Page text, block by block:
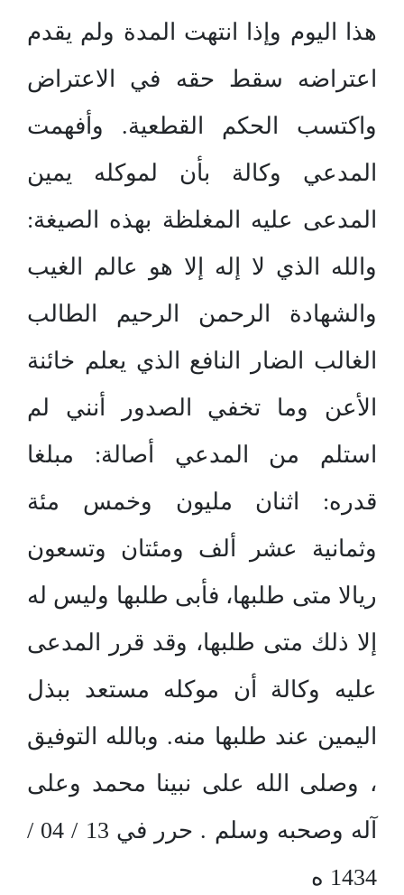
هذا اليوم وإذا انتهت المدة ولم يقدم
اعتراضه سقط حقه في الاعتراض
واكتسب الحكم القطعية. وأفهمت
المدعي وكالة بأن لموكله يمين
المدعى عليه المغلظة بهذه الصيغة:
والله الذي لا إله إلا هو عالم الغيب
والشهادة الرحمن الرحيم الطالب
الغالب الضار النافع الذي يعلم خائنة
الأعن وما تخفي الصدور أنني لم
استلم من المدعي أصالة: مبلغا
قدره: اثنان مليون وخمس مئة
وثمانية عشر ألف ومئتان وتسعون
ريالا متى طلبها، فأبى طلبها وليس له
إلا ذلك متى طلبها، وقد قرر المدعى
عليه وكالة أن موكله مستعد ببذل
اليمين عند طلبها منه. وبالله التوفيق
، وصلى الله على نبينا محمد وعلى
آله وصحبه وسلم . حرر في 13 / 04 /
1434 ه